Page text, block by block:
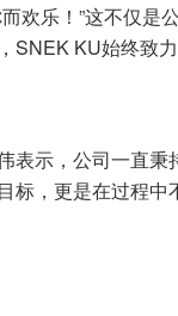
欢乐！”这不仅
KU始终致力
示，公司一直秉
，更是在过程